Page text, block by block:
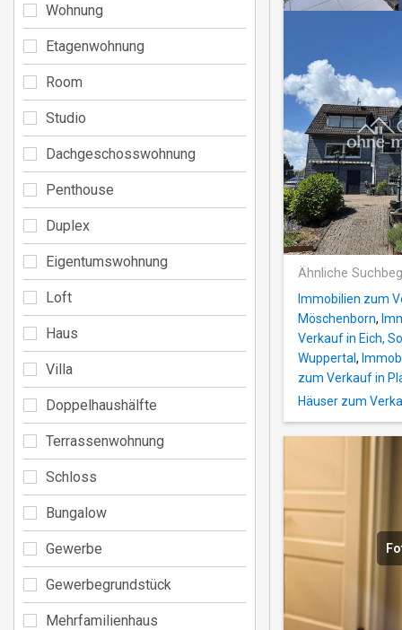
Ähnliche
Immobilien zum
Möschenborn,
Verkauf in Eich,
Wuppertal ,
zum Verkauf in
Häuser zum
Wohnung
Etagenwohnung
Room
Studio
Dachgeschosswohnung
Penthouse
Duplex
Eigentumswohnung
Loft
Haus
Villa
Doppelhaushälfte
Terrassenwohnung
Schloss
Bungalow
Gewerbe
Gewerbegrundstück
Mehrfamilienhaus